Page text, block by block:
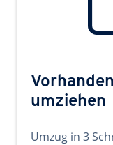
umziehen
Umzug in 3